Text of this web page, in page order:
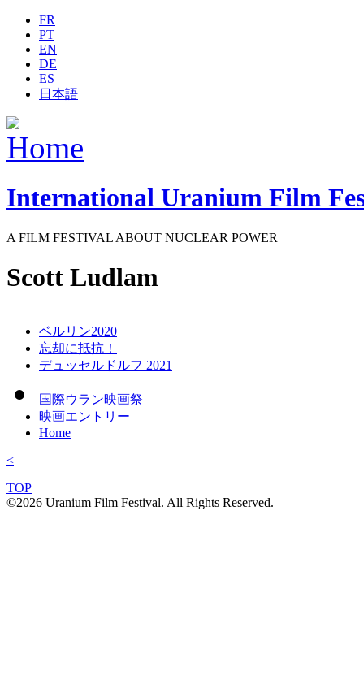
Jump to navigation
FR
PT
EN
DE
ES
日本語
International Uranium Film
A FILM FESTIVAL ABOUT NUCLEAR POWER
Scott Ludlam
ベルリン2020
忘却に抵抗！
デュッセルドルフ 2021
国際ウラン映画祭
映画エントリー
Home
<
TOP
©2026 Uranium Film Festival. All Rights Reserved.